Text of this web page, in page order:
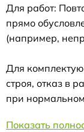
Для работ:
прямо
(например,
Для
строя, отказ в
при
Показать